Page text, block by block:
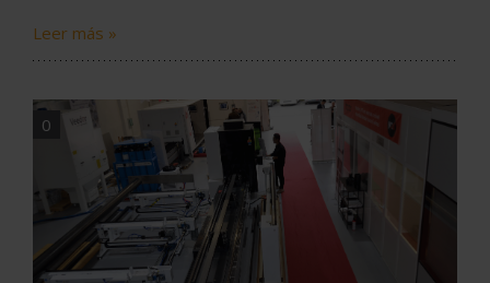
Leer más »
0